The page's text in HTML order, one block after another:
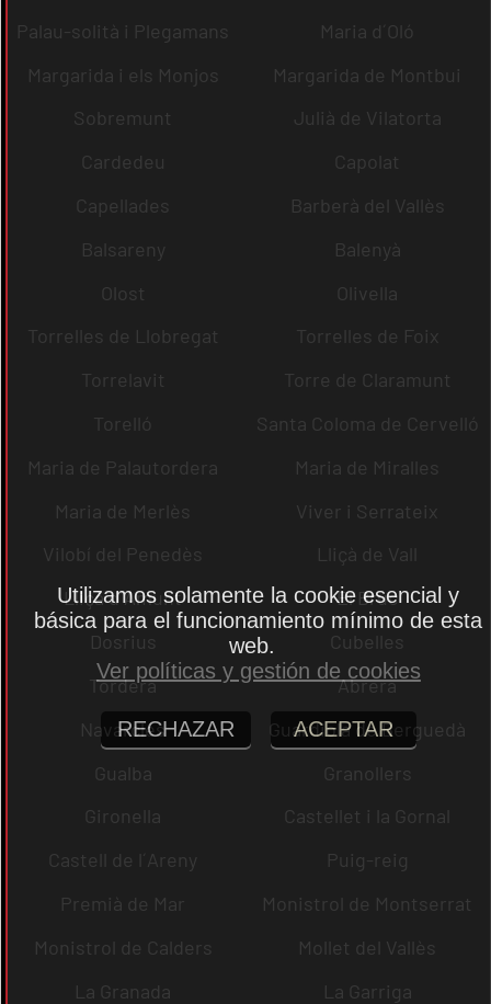
Palau-solità i Plegamans
Maria d´Oló
Margarida i els Monjos
Margarida de Montbui
Sobremunt
Julià de Vilatorta
Cardedeu
Capolat
Capellades
Barberà del Vallès
Balsareny
Balenyà
Olost
Olivella
Torrelles de Llobregat
Torrelles de Foix
Torrelavit
Torre de Claramunt
Torelló
Santa Coloma de Cervelló
Maria de Palautordera
Maria de Miralles
Maria de Merlès
Viver i Serrateix
Vilobí del Penedès
Lliçà de Vall
Lliçà d´Amunt
El Bruc
Dosrius
Cubelles
Tordera
Abrera
Navarcles
Guardiola de Berguedà
Gualba
Granollers
Gironella
Castellet i la Gornal
Castell de l´Areny
Puig-reig
Premià de Mar
Monistrol de Montserrat
Monistrol de Calders
Mollet del Vallès
La Granada
La Garriga
Utilizamos solamente la cookie esencial y
básica para el funcionamiento mínimo de esta
web.
Ver políticas y gestión de cookies
RECHAZAR ACEPTAR